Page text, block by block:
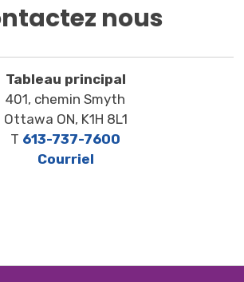
nous
Tableau principal
401, chemin Smyth
Ottawa ON, K1H 8L1
T 613-737-7600
Courriel